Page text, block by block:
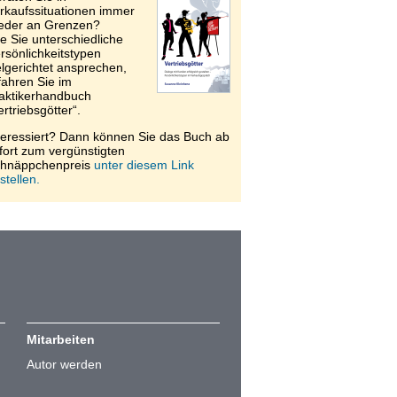
immer
an Grenzen?
Sie unterschiedliche
ansprechen,
Sie im
Dann können Sie das Buch ab
zum vergünstigten
unter diesem Link
Mitarbeiten
Autor werden